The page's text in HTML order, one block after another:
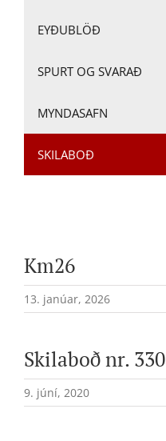
Km26
13. janúar, 2026
Skilaboð nr. 330
9. júní, 2020
EYÐUBLÖÐ
SPURT OG SVARAÐ
MYNDASAFN
SKILABOÐ